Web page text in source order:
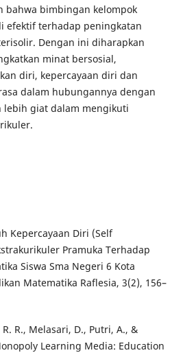
bahwa bimbingan kelompok
efektif terhadap peningkatan
Dengan ini diharapkan
minat bersosial,
diri, kepercayaan diri dan
dalam hubungannya dengan
lebih giat dalam mengikuti
Kepercayaan Diri (Self
Pramuka Terhadap
Siswa Sma Negeri 6 Kota
Matematika Raflesia, 3(2), 156–
R., Melasari, D., Putri, A., &
Learning Media: Education